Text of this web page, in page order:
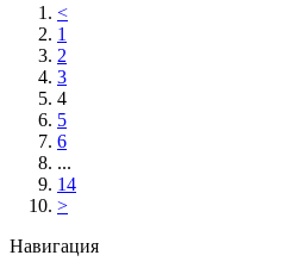
<
1
2
3
4
5
6
...
14
>
Навигация